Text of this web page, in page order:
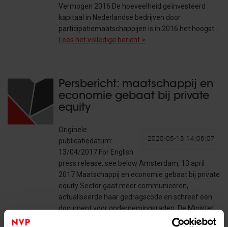
Vermogen 2016 De hoeveelheid geïnvesteerd
kapitaal in Nederlandse bedrijven door
participatiemaatschappijen is in 2016 het hoogst…
Lees het volledige bericht >
Persbericht: maatschappij en
economie gebaat bij private
equity
2020-05-15 14:08:07
Originele
publicatiedatum:
13/04/2017 For English
press release, see below Amsterdam, 13 april
2017 Maatschappij en economie gebaat bij private
equity Sector gaat meer communiceren,
actualiseerde haar gedragscode en schreef een
document voor ondernemingsraden. De Minister…